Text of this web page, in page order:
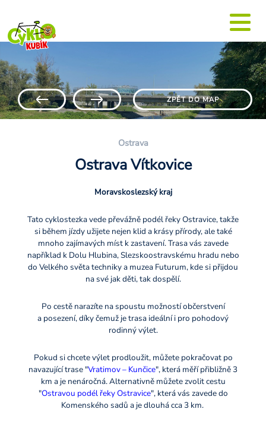
ZPĚT DO MAP
Ostrava
Ostrava Vítkovice
Moravskoslezský kraj
Tato cyklostezka vede převážně podél řeky Ostravice, takže
si během jízdy užijete nejen klid a krásy přírody, ale také
mnoho zajímavých míst k zastavení. Trasa vás zavede
například k Dolu Hlubina, Slezskoostravskému hradu nebo
do Velkého světa techniky a muzea Futurum, kde si přijdou
na své jak děti, tak dospělí.
Po cestě narazíte na spoustu možností občerstvení
a posezení, díky čemuž je trasa ideální i pro pohodový
rodinný výlet.
Pokud si chcete výlet prodloužit, můžete pokračovat po
navazující trase "Vratimov – Kunčice", která měří přibližně 3
km a je nenáročná. Alternativně můžete zvolit cestu
"Ostravou podél řeky Ostravice", která vás zavede do
Komenského sadů a je dlouhá cca 3 km.